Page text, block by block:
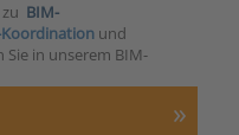
BIM-
und
Sie in unserem BIM-